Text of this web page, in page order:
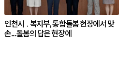
인천시 ․ 복지부, 통합돌봄 현장에서 맞
손...돌봄의 답은 현장에